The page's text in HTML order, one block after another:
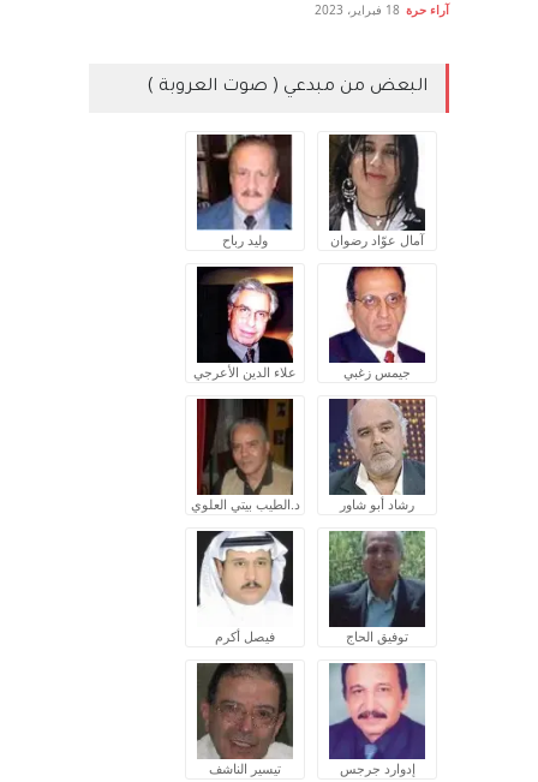
آراء حرة 18 فبراير، 2023
البعض من مبدعي ( صوت العروبة )
آمال عوّاد رضوان وليد رباح
جيمس زغبي علاء الدين الأعرجي
رشاد أبو شاور د.الطيب بيتي العلوي
توفيق الحاج فيصل أكرم
إدوارد جرجس تيسير الناشف